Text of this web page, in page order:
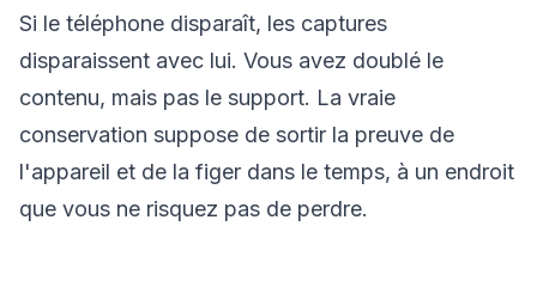
Si le téléphone disparaît, les captures
disparaissent avec lui. Vous avez doublé le
contenu, mais pas le support. La vraie
conservation suppose de sortir la preuve de
l'appareil et de la figer dans le temps, à un endroit
que vous ne risquez pas de perdre.